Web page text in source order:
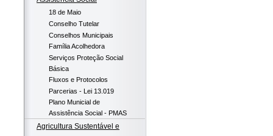
18 de Maio
Conselho Tutelar
Conselhos Municipais
Família Acolhedora
Serviços Proteção Social
Básica
Fluxos e Protocolos
Parcerias - Lei 13.019
Plano Municial de
Assistência Social - PMAS
Agricultura Sustentável e